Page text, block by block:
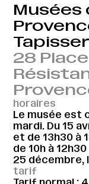
Musées
28
horaires
Le musée est
mardi. Du 15
et de 13h30 à
de 10h à
25 décembre,
tarif